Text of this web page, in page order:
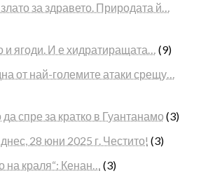
за здравето. Природата й…
и ягоди. И е хидратиращата… (9)
от най-големите атаки срещу…
спре за кратко в Гуантанамо (3)
28 юни 2025 г. Честито! (3)
на краля“: Кенан… (3)